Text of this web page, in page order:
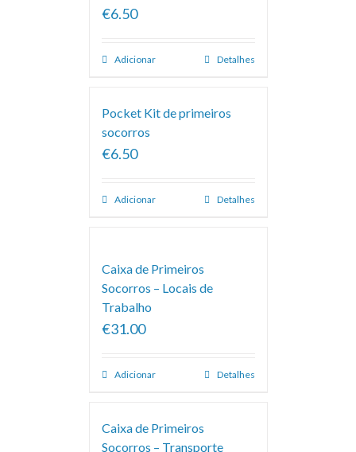
€6.50
Adicionar Detalhes
Pocket Kit de primeiros
socorros
€6.50
Adicionar Detalhes
Caixa de Primeiros
Socorros – Locais de
Trabalho
€31.00
Adicionar Detalhes
Caixa de Primeiros
Socorros – Transporte